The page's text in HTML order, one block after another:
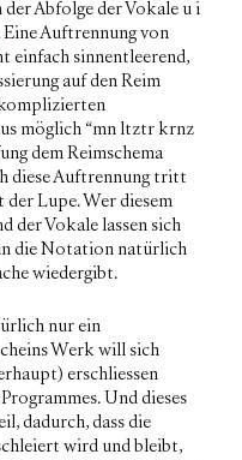
der Abfolge der Vokale u i
Eine Auftrennung von
einfach sinnentleerend,
auf den Reim
möglich “mn ltztr krnz
dem Reimschema
diese Auftrennung tritt
der Lupe. Wer diesem
der Vokale lassen sich
die Notation natürlich
wiedergibt.
nur ein
Werk will sich
erschliessen
Und dieses
dadurch, dass die
wird und bleibt,